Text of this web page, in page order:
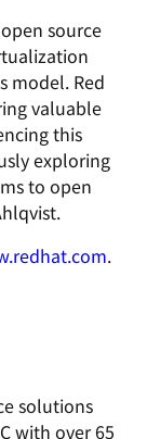
source
model. Red
valuable
this
exploring
to open
.
solutions
with over 65